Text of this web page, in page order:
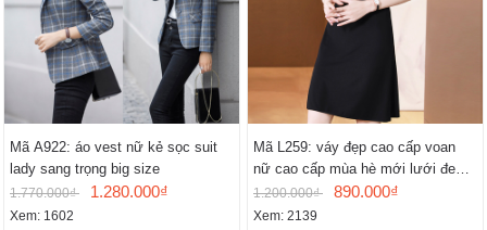
Mã A922: áo vest nữ kẻ sọc suit
lady sang trọng big size
1.770.000₫ 1.280.000₫
Xem: 1602
Mã L259: váy đẹp cao cấp voan
nữ cao cấp mùa hè mới lưới đen
cao cấp khí chất nhỏ tay ngắn
1.200.000₫ 890.000₫
Xem: 2139